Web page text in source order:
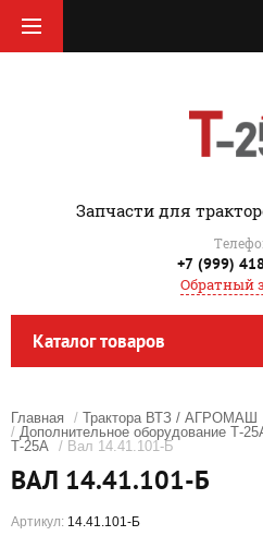
‎Запчасти для
+7 (999)
Обратный
Каталог товаров
Главная / Трактора ВТЗ / АГРОМАШ
/ Дополнительное оборудование Т-
Т-25А / Вал 14.41.101-Б
ВАЛ 14.41.101-Б
Артикул: 14.41.101-Б